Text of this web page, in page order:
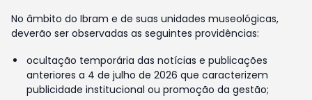
No âmbito do Ibram e de suas unidades museológicas,
deverão ser observadas as seguintes providências:
ocultação temporária das notícias e publicações
anteriores a 4 de julho de 2026 que caracterizem
publicidade institucional ou promoção da gestão;